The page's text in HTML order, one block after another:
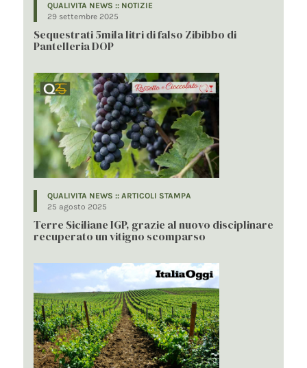
QUALIVITA NEWS :: NOTIZIE
29 settembre 2025
Sequestrati 5mila litri di falso Zibibbo di
Pantelleria DOP
QUALIVITA NEWS :: ARTICOLI STAMPA
25 agosto 2025
Terre Siciliane IGP, grazie al nuovo disciplinare
recuperato un vitigno scomparso